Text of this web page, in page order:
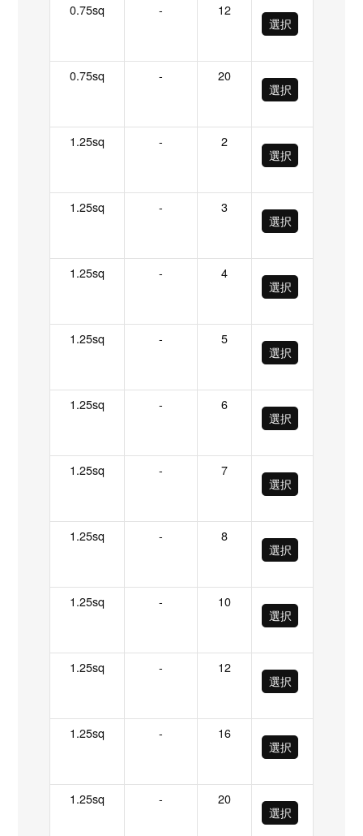
0.75sq -
12
選択
0.75sq -
20
選択
1.25sq -
2
選択
1.25sq -
3
選択
1.25sq -
4
選択
1.25sq -
5
選択
1.25sq -
6
選択
1.25sq -
7
選択
1.25sq -
8
選択
1.25sq -
10
選択
1.25sq -
12
選択
1.25sq -
16
選択
1.25sq -
20
選択